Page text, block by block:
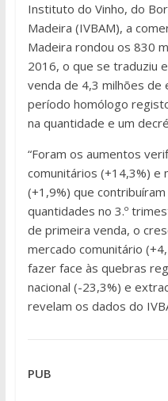
Instituto do Vinho, do
Madeira (IVBAM), a
Madeira rondou os 830
2016, o que se traduziu
venda de 4,3 milhões de
período homólogo
na quantidade e um
“Foram os aumentos
comunitários (+14,3%) e
(+1,9%) que
quantidades no 3.º
de primeira venda, o
mercado comunitário
fazer face às quebras
nacional (-23,3%) e
revelam os dados do
PUB